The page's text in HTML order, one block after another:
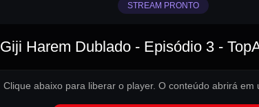
STREAM PRONTO
Giji Harem Dublado - Episódio 3 -
Clique abaixo para liberar o player. O conteúdo abrirá em